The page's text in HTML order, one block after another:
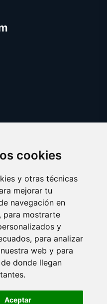
cookies
y otras técnicas
mejorar tu
navegación en
para mostrarte
y
para analizar
web y para
donde llegan
Aceptar
preferences